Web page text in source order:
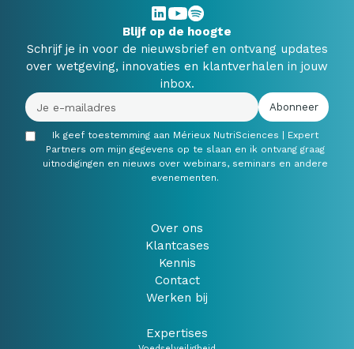
Blijf op de hoogte
Schrijf je in voor de nieuwsbrief en ontvang updates
over wetgeving, innovaties en klantverhalen in jouw
inbox.
Ik geef toestemming aan Mérieux NutriSciences | Expert
Partners om mijn gegevens op te slaan en ik ontvang graag
uitnodigingen en nieuws over webinars, seminars en andere
evenementen.
Over ons
Klantcases
Kennis
Contact
Werken bij
Expertises